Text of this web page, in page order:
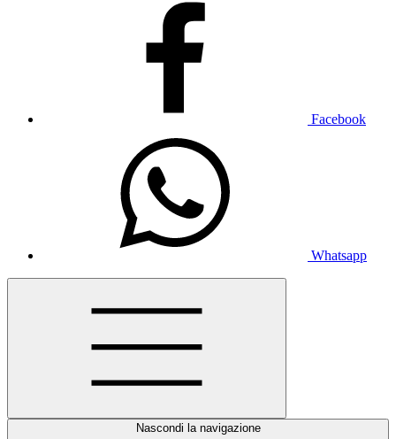
Facebook
Whatsapp
Nascondi la navigazione